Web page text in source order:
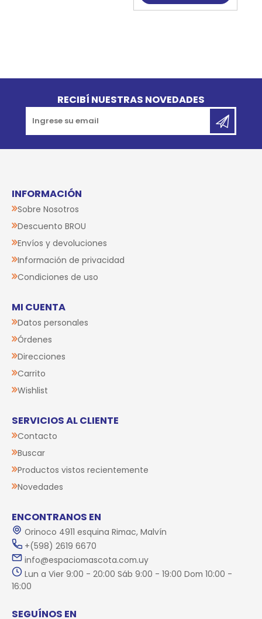
RECIBÍ NUESTRAS NOVEDADES
INFORMACIÓN
Sobre Nosotros
Descuento BROU
Envíos y devoluciones
Información de privacidad
Condiciones de uso
MI CUENTA
Datos personales
Órdenes
Direcciones
Carrito
Wishlist
SERVICIOS AL CLIENTE
Contacto
Buscar
Productos vistos recientemente
Novedades
ENCONTRANOS EN
Orinoco 4911 esquina Rimac, Malvín
+(598) 2619 6670
info@espaciomascota.com.uy
Lun a Vier 9:00 - 20:00 Sáb 9:00 - 19:00 Dom 10:00 -
16:00
SEGUÍNOS EN